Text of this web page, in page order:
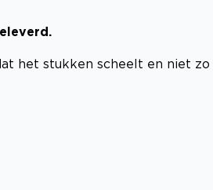
het stukken scheelt en niet